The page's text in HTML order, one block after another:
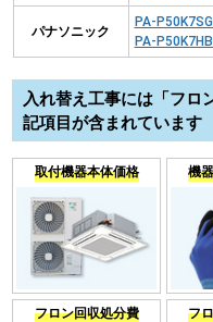
パナソニック
PA-
PA-
入れ替え工事には「フロ
記項目が含まれています
取付機器本体価格 機
フロン回収処分費 フ